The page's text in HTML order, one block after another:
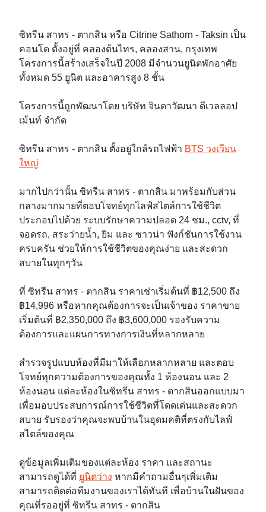
ซิทรีน สาทร - ตากสิน หรือ Citrine Sathorn - Taksin เป็น
คอนโด ตั้งอยู่ที่ คลองต้นไทร, คลองสาน, กรุงเทพ
โครงการนี้สร้างเสร็จในปี 2008 มีจำนวนยูนิตพักอาศัย
ทั้งหมด 55 ยูนิต และอาคารสูง 8 ชั้น
โครงการนี้ถูกพัฒนาโดย บริษัท จินดาวัฒนา ดีเวลลอป
เม้นท์ จำกัด
ซิทรีน สาทร - ตากสิน ตั้งอยู่ใกล้รถไฟฟ้า BTS วงเวียน
ใหญ่
มากไปกว่านั้น ซิทรีน สาทร - ตากสิน มาพร้อมกับส่วน
กลางมากมายที่ตอบโจทย์ทุกไลฟ์สไตล์การใช้ชีวิต
ประกอบไปด้วย ระบบรักษาความปลอด 24 ชม., cctv, ที่
จอดรถ, สระว่ายน้ำ, ยิม และ ซาวน่า ฟังก์ชันการใช้งาน
ครบครัน ช่วยให้การใช้ชีวิตของคุณง่าย และสะดวก
สบายในทุกๆวัน
ที่ ซิทรีน สาทร - ตากสิน ราคาเช่าเริ่มต้นที่ ฿12,500 ถึง
฿14,996 หรือหากคุณต้องการจะเป็นเจ้าของ ราคาขาย
เริ่มต้นที่ ฿2,350,000 ถึง ฿3,600,000 รองรับความ
ต้องการและแผนการทางการเงินที่หลากหลาย
สำรวจรูปแบบห้องที่มีมาให้เลือกหลากหลาย และตอบ
โจทย์ทุกความต้องการของคุณทั้ง 1 ห้องนอน และ 2
ห้องนอน แต่ละห้องในซิทรีน สาทร - ตากสินออกแบบมา
เพื่อมอบประสบการณ์การใช้ชีวิตที่โดดเด่นและสะดวก
สบาย รับรองว่าคุณจะพบบ้านในอุดมคติที่ตรงกับไลฟ์
สไตล์ของคุณ
ดูข้อมูลเพิ่มเติมของแต่ละห้อง ราคา และสถานะ
สามารถดูได้ที่ ยูนิตว่าง หากมีคำถามอื่นๆเพิ่มเติม
สามารถติดต่อทีมงานของเราได้ทันที เพื่อบ้านในฝันของ
คุณที่รออยู่ที่ ซิทรีน สาทร - ตากสิน